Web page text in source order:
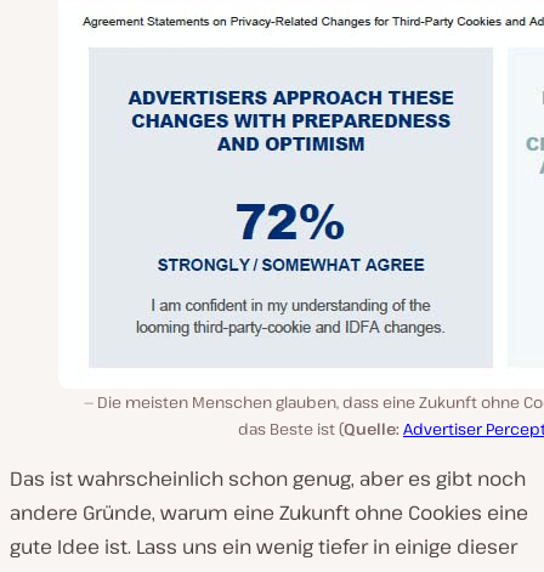
Die meisten Menschen glauben, dass eine Zukunft ohne
das Beste ist (Quelle: Advertiser
Das ist wahrscheinlich schon genug, aber es gibt noch
andere Gründe, warum eine Zukunft ohne Cookies eine
gute Idee ist. Lass uns ein wenig tiefer in einige dieser